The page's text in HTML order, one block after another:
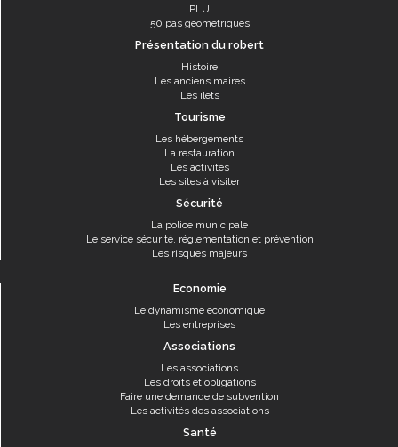
PLU
50 pas géométriques
Présentation du robert
Histoire
Les anciens maires
Les îlets
Tourisme
Les hébergements
La restauration
Les activités
Les sites à visiter
Sécurité
La police municipale
Le service sécurité, réglementation et prévention
Les risques majeurs
Economie
Le dynamisme économique
Les entreprises
Associations
Les associations
Les droits et obligations
Faire une demande de subvention
Les activités des associations
Santé